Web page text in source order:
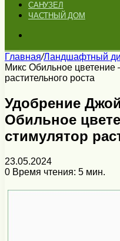
САНУЗЕЛ
ЧАСТНЫЙ ДОМ
Главная/Ландшафтный
Микс Обильное
растительного роста
Удобрение
Обильное
стимулятор
23.05.2024
0 Время чтения: 5 мин.